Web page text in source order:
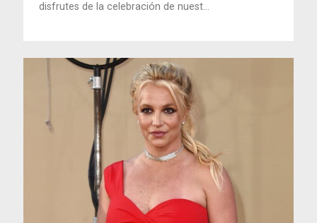
disfrutes de la celebración de nuest...